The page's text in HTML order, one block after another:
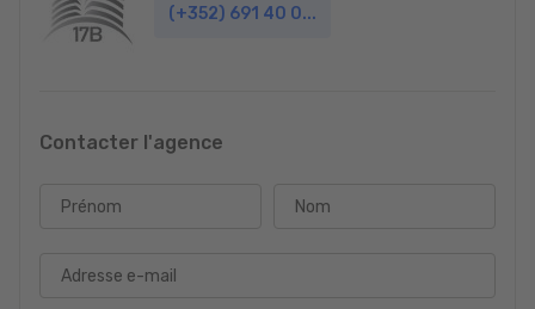
(+352) 691 40 0...
Contacter l'agence
Prénom Nom
Adresse e-mail